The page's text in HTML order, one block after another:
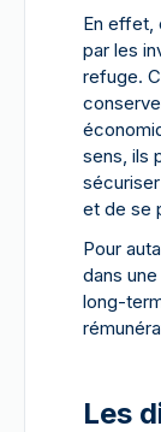
En effet,
par les
refuge.
sens, ils
et de se
Pour
dans
long-
Les